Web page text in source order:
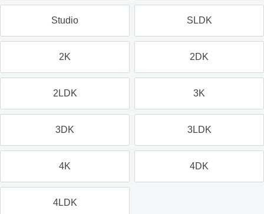
Studio SLDK
2K 2DK
2LDK 3K
3DK 3LDK
4K 4DK
4LDK